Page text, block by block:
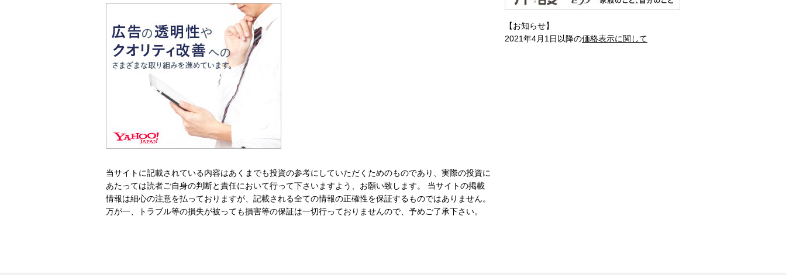
当サイトに記載されている内容はあくまでも投資の参考にしていただくためのものであり、実際の投資に
あたっては読者ご自身の判断と責任において行って下さいますよう、お願い致します。 当サイトの掲載
情報は細心の注意を払っておりますが、記載される全ての情報の正確性を保証するものではありません。
万が一、トラブル等の損失が被っても損害等の保証は一切行っておりませんので、予めご了承下さい。
【お知らせ】
2021年4月1日以降の価格表示に関して